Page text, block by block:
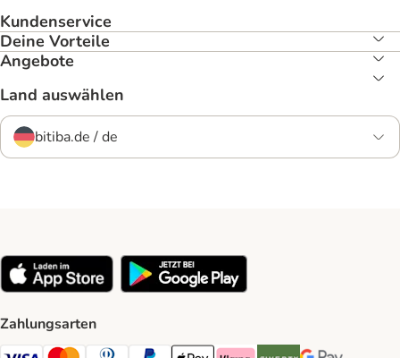
Kundenservice
Deine Vorteile
Angebote
Land auswählen
bitiba.de / de
Zahlungsarten